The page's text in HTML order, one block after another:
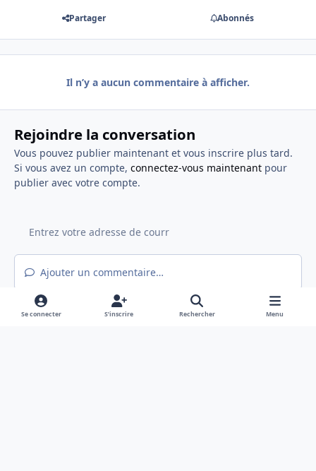
Partager Abonnés
Il n’y a aucun commentaire à afficher.
Rejoindre la conversation
Vous pouvez publier maintenant et vous inscrire plus tard.
Si vous avez un compte, connectez-vous maintenantpour
publier avec votre compte.
Ajouter un commentaire…
Se connecter S’inscrire Rechercher Menu